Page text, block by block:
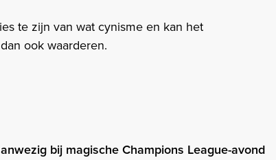
te zijn van wat cynisme en kan het
ook waarderen.
bij magische Champions League-avond